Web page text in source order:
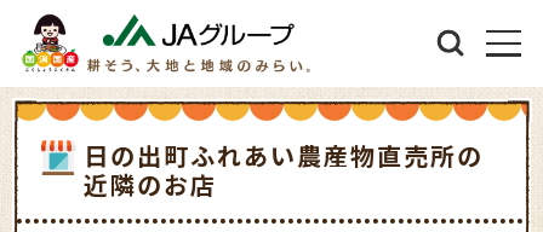
日の出町ふれあい農産物直売所の
近隣のお店